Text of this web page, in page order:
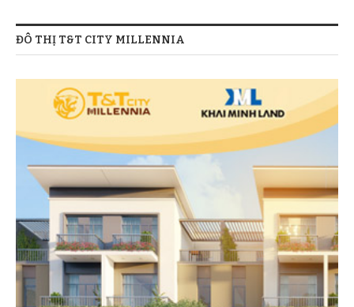
ĐÔ THỊ T&T CITY MILLENNIA